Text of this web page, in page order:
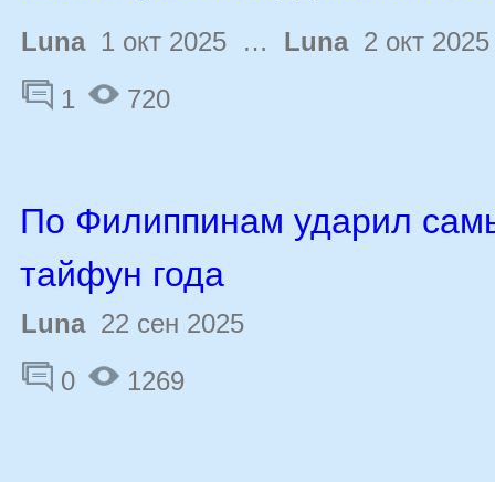
Luna1 окт 2025 … Luna2 окт 2025
1
720
По Филиппинам ударил
тайфун года
Luna22 сен 2025
0
1269